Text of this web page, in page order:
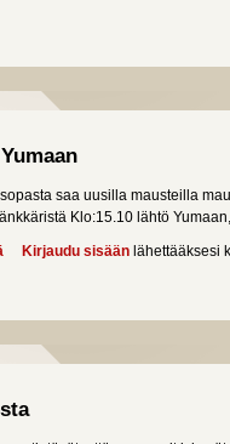
saa uusilla mausteilla
Klo:15.10 lähtö
about KLO 15:10 lähtö Yumaan
Kirjaudu sisään lähettääksesi